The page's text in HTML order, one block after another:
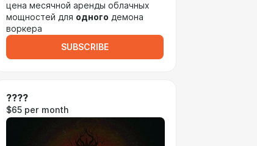
цена месячной аренды облачных
мощностей для одного демона
воркера
SUBSCRIBE
????
$65 per month